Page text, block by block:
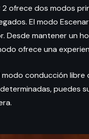
ofrece dos modos
El modo
Desde mantener un
ofrece una
conducción
puedes